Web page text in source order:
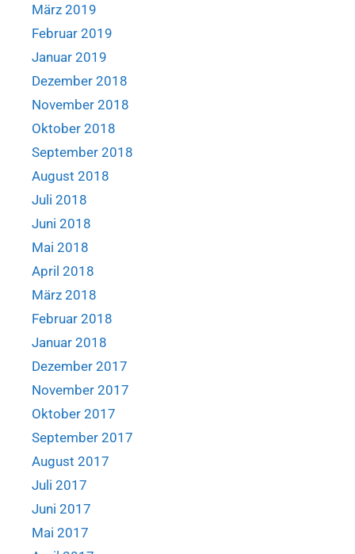
März 2019
Februar 2019
Januar 2019
Dezember 2018
November 2018
Oktober 2018
September 2018
August 2018
Juli 2018
Juni 2018
Mai 2018
April 2018
März 2018
Februar 2018
Januar 2018
Dezember 2017
November 2017
Oktober 2017
September 2017
August 2017
Juli 2017
Juni 2017
Mai 2017